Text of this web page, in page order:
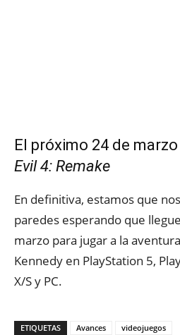
El próximo 24 de
Evil 4: Remake
En definitiva, estamos que
paredes esperando que
marzo para jugar a la
Kennedy en PlayStation 5,
X/S y PC.
ETIQUETAS Avances videojuegos